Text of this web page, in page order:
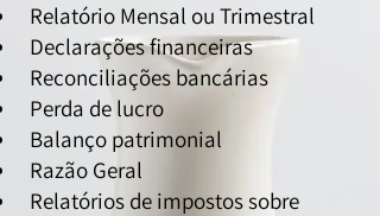
Relatório Mensal ou Trimestral
Declarações financeiras
Reconciliações bancárias
Perda de lucro
Balanço patrimonial
Razão Geral
Relatórios de impostos sobre